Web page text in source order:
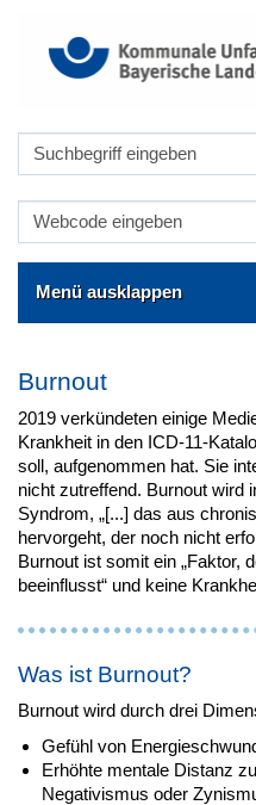
Menü ausklappen
Burnout
2019 verkündeten einige
Krankheit in den ICD-11-
soll, aufgenommen hat. Sie
nicht zutreffend. Burnout wird
Syndrom, „[...] das aus
hervorgeht, der noch nicht
Burnout ist somit ein „Faktor,
beeinflusst“ und keine
Was ist Burnout?
Burnout wird durch drei
Gefühl von
Erhöhte mentale Distanz
Negativismus oder